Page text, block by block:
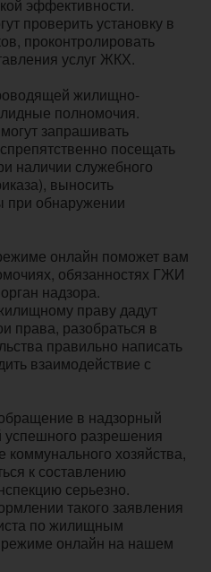
эффективности.
проверить установку в
проконтролировать
услуг ЖКХ.
жилищно-
полномочия.
запрашивать
посещать
наличии служебного
выносить
при обнаружении
онлайн поможет вам
обязанностях ГЖИ
надзора.
праву дадут
права, разобраться в
правильно написать
взаимодействие с
в надзорный
успешного разрешения
хозяйства,
к составлению
серьезно.
такого заявления
по жилищным
онлайн на нашем